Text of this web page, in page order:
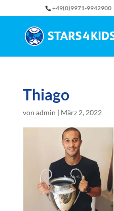
+49(0)9971-9942900
Thiago
von admin | März 2, 2022